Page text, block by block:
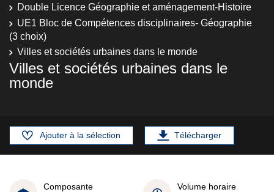
Double Licence Géographie et aménagement-Histoire
UE1 Bloc de Compétences disciplinaires- Géographie
(3 choix)
Villes et sociétés urbaines dans le monde
Villes et sociétés urbaines dans le
monde
Ajouter à la sélection Télécharger
Composante
Volume horaire